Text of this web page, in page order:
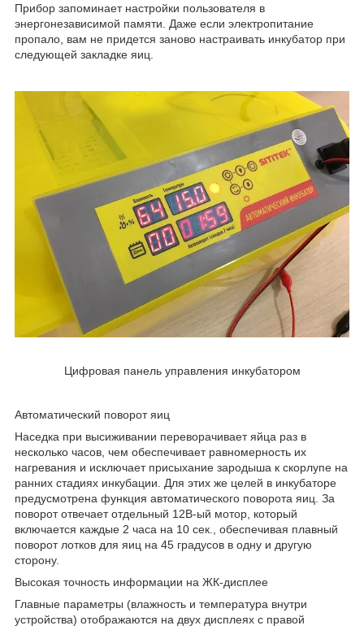
Прибор запоминает настройки пользователя в
энергонезависимой памяти. Даже если электропитание
пропало, вам не придется заново настраивать инкубатор при
следующей закладке яиц.
Цифровая панель управления инкубатором
Автоматический поворот яиц
Наседка при высиживании переворачивает яйца раз в
несколько часов, чем обеспечивает равномерность их
нагревания и исключает присыхание зародыша к скорлупе на
ранних стадиях инкубации. Для этих же целей в инкубаторе
предусмотрена функция автоматического поворота яиц. За
поворот отвечает отдельный 12В-ый мотор, который
включается каждые 2 часа на 10 сек., обеспечивая плавный
поворот лотков для яиц на 45 градусов в одну и другую
сторону.
Высокая точность информации на ЖК-дисплее
Главные параметры (влажность и температура внутри
устройства) отображаются на двух дисплеях с правой